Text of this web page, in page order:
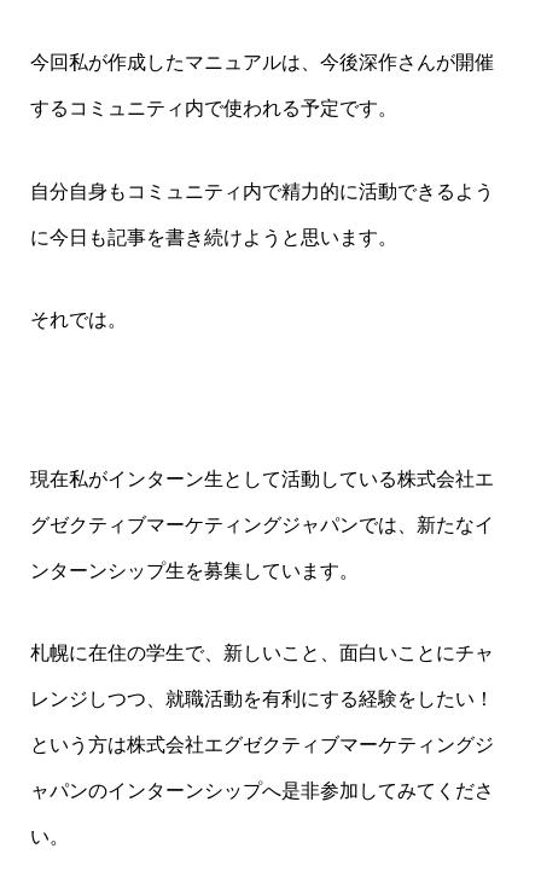
今回私が作成したマニュアルは、今後深作さんが開催
するコミュニティ内で使われる予定です。
自分自身もコミュニティ内で精力的に活動できるよう
に今日も記事を書き続けようと思います。
それでは。
現在私がインターン生として活動している株式会社エ
グゼクティブマーケティングジャパンでは、新たなイ
ンターンシップ生を募集しています。
札幌に在住の学生で、新しいこと、面白いことにチャ
レンジしつつ、就職活動を有利にする経験をしたい！
という方は株式会社エグゼクティブマーケティングジ
ャパンのインターンシップへ是非参加してみてくださ
い。